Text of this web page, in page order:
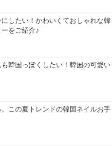
したい！かわいくておしゃれな韓
をご紹介♪
も韓国っぽくしたい！韓国の可愛い
この夏トレンドの韓国ネイルお手